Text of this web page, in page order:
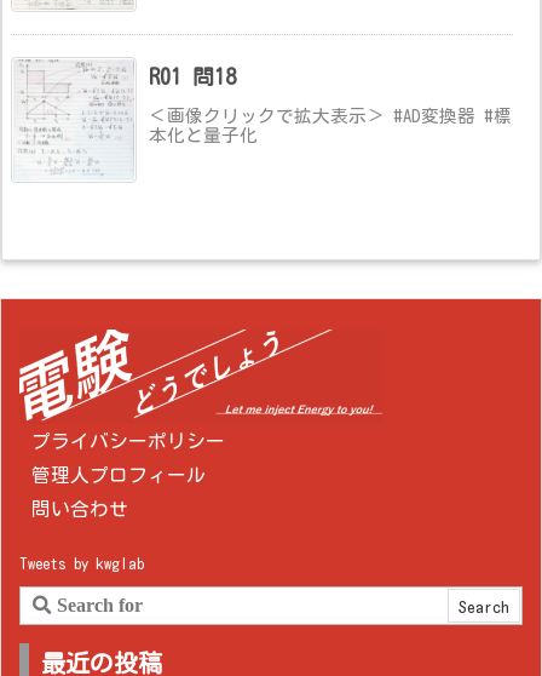
R01 問18
＜画像クリックで拡大表示＞ #AD変換器 #標
本化と量子化
プライバシーポリシー
管理人プロフィール
問い合わせ
Tweets by kwglab
最近の投稿